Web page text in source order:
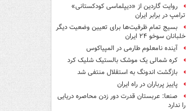
روایت گاردین از «دیپلماسی کودکستانی»
ترامپ در برابر ایران
بسیج تمام ظرفیت‌ها برای تعیین وضعیت دیگر
خلبانان سوخو ۲۴ ایران
آینده نامعلوم طارمی در المپیاکوس
کره شمالی یک موشک بالستیک شلیک کرد
بازگشت اندونگ به استقلال منتفی شد
پاییز پرباران در راه ایران
صنعا: عربستان قدرت دور زدن محاصره دریایی
را ندارد